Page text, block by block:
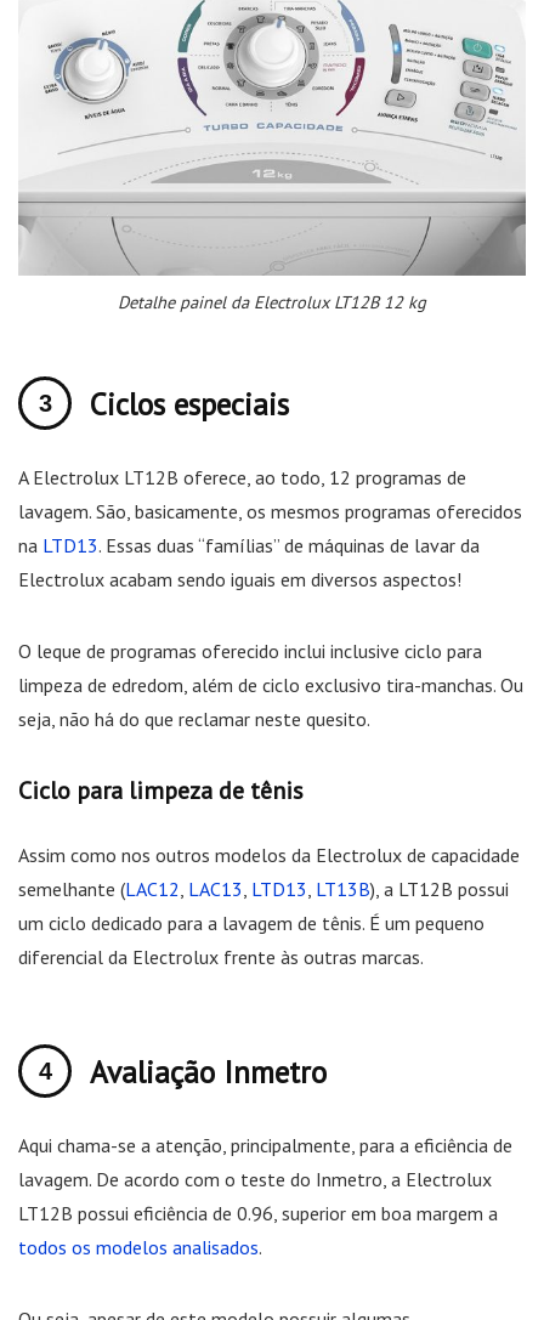
Detalhe painel da Electrolux LT12B 12 kg
Ciclos especiais
A Electrolux LT12B oferece, ao todo, 12 programas de
lavagem. São, basicamente, os mesmos programas oferecidos
na LTD13. Essas duas “famílias” de máquinas de lavar da
Electrolux acabam sendo iguais em diversos aspectos!
O leque de programas oferecido inclui inclusive ciclo para
limpeza de edredom, além de ciclo exclusivo tira-manchas. Ou
seja, não há do que reclamar neste quesito.
Ciclo para limpeza de tênis
Assim como nos outros modelos da Electrolux de capacidade
semelhante (LAC12 LAC13 LTD13 LT13B), a LT12B possui
um ciclo dedicado para a lavagem de tênis. É um pequeno
diferencial da Electrolux frente às outras marcas.
Avaliação Inmetro
Aqui chama-se a atenção, principalmente, para a eficiência de
lavagem. De acordo com o teste do Inmetro, a Electrolux
LT12B possui eficiência de 0.96, superior em boa margem a
todos os modelos analisados.